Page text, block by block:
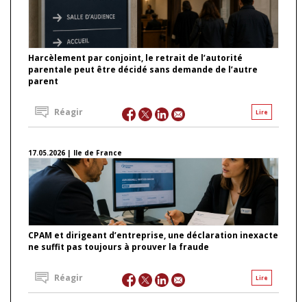
Harcèlement par conjoint, le retrait de l’autorité
parentale peut être décidé sans demande de l’autre
parent
Lire
Réagir
17.05.2026 | Ile de France
CPAM et dirigeant d’entreprise, une déclaration inexacte
ne suffit pas toujours à prouver la fraude
Lire
Réagir